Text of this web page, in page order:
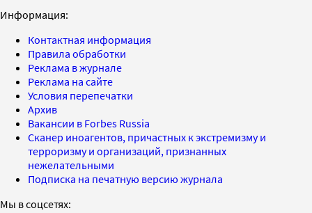
Информация:
Контактная информация
Правила обработки
Реклама в журнале
Реклама на сайте
Условия перепечатки
Архив
Вакансии в Forbes Russia
Сканер иноагентов, причастных к экстремизму и
терроризму и организаций, признанных
нежелательными
Подписка на печатную версию журнала
Мы в соцсетях: